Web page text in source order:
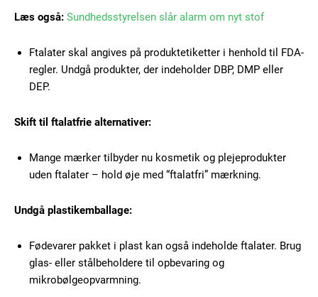
Gratis / forever
Praesent euismod ac
Nullam eu erat condimentum
Donec quis est ac felis
Læs også: Sundhedsstyrelsen slår alarm om nyt stof
Ftalater skal angives på produktetiketter i henhold til FDA-
regler. Undgå produkter, der indeholder DBP, DMP eller
DEP.
Skift til ftalatfrie alternativer:
Mange mærker tilbyder nu kosmetik og plejeprodukter
uden ftalater – hold øje med “ftalatfri” mærkning.
Undgå plastikemballage:
Fødevarer pakket i plast kan også indeholde ftalater. Brug
glas- eller stålbeholdere til opbevaring og
mikrobølgeopvarmning.